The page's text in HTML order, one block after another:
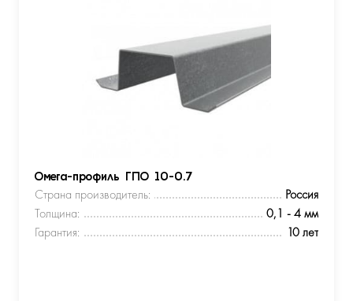
Омега-профиль ГПО 10-0.7
Страна производитель:
Россия
Толщина:
0,1 - 4 мм
Гарантия:
10 лет